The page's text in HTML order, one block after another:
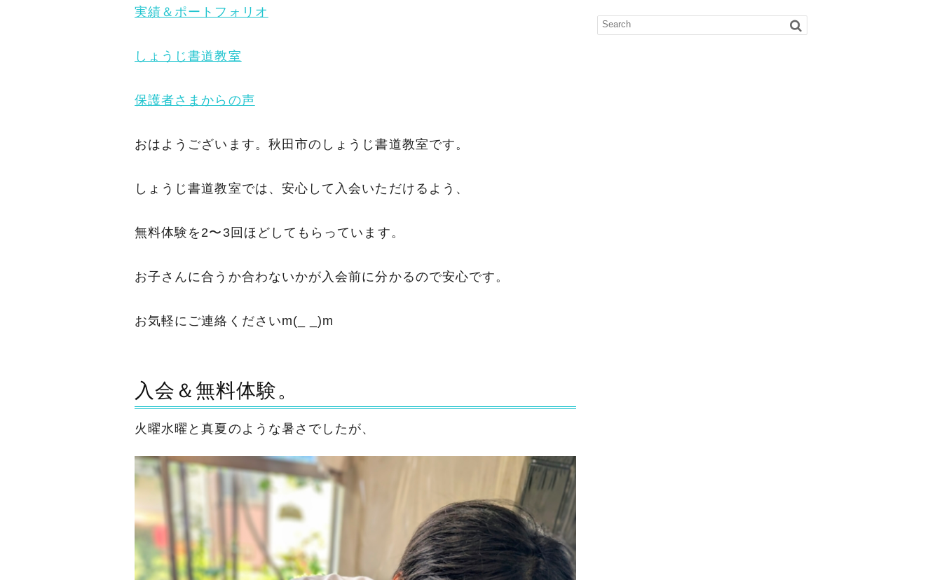
実績＆ポートフォリオ
しょうじ書道教室
保護者さまからの声
おはようございます。秋田市のしょうじ書道教室です。
しょうじ書道教室では、安心して入会いただけるよう、
無料体験を2〜3回ほどしてもらっています。
お子さんに合うか合わないかが入会前に分かるので安心です。
お気軽にご連絡くださいm(_ _)m
入会＆無料体験。
火曜水曜と真夏のような暑さでしたが、